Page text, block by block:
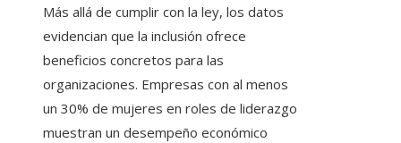
Más allá de cumplir con la ley, los datos
evidencian que la inclusión ofrece
beneficios concretos para las
organizaciones. Empresas con al menos
un 30% de mujeres en roles de liderazgo
muestran un desempeño económico